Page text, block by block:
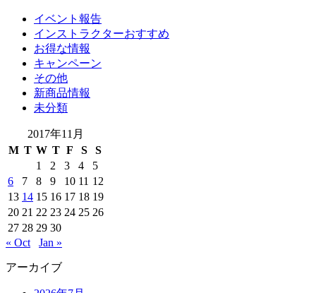
イベント報告
インストラクターおすすめ
お得な情報
キャンペーン
その他
新商品情報
未分類
2017年11月
M T W T F S
S
1
2 3 4
5
6
7 8 9 10 11 12
13 14 15 16 17 18 19
20 21 22 23 24 25 26
27 28 29 30
« Oct
Jan »
アーカイブ